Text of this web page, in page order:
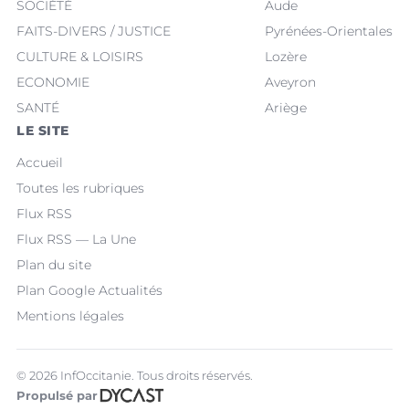
SOCIÉTÉ
FAITS-DIVERS / JUSTICE
CULTURE & LOISIRS
ECONOMIE
SANTÉ
Aude
Pyrénées-Orientales
Lozère
Aveyron
Ariège
LE SITE
Accueil
Toutes les rubriques
Flux RSS
Flux RSS — La Une
Plan du site
Plan Google Actualités
Mentions légales
© 2026 InfOccitanie. Tous droits réservés.
Propulsé par